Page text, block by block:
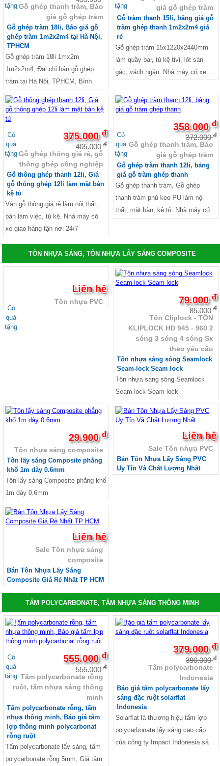
tặng Gỗ ghép thanh tràm, Báo
giá gỗ ghép tràm
Gỗ ghép tràm 18li, Báo giá gỗ
ghép tràm 1m2x2m4 tại Hà Nội,
TPHCM
Gỗ ghép tràm 18li 1mx2m
1m2x2m4, Đại chỉ bán gỗ ghép
tràm tại Hà Nội, TPHCM, Bình
Dương, Đà Nẵng.Nhà máy có xe
giao hàng tận nơi 24/7
tặng
giá gỗ ghép tràm
Gỗ tràm thanh 15li, bảng giá gỗ
tràm ghép thanh 1m2x2m4 giá
rẻ
Gỗ ghép tràm 15x1220x2440mm
làm quầy bar, tủ kệ tivi, lót sàn
gác, vách ngăn. Nhà máy có xe
-7%
Có
quà
tặng
375.000đ
405.000đ
Gỗ ghép thông giá rẻ, gỗ
thông ghép công nghiệp
Gỗ thông ghép thanh 12li, Giá
gỗ thông ghép 12li làm mặt bàn
kệ tủ
Ván gỗ thông giá rẻ làm nội thất,
bàn làm việc, tủ kệ. Nhà máy có
xe giao hàng tận nơi 24/7
-4%
Có
quà
tặng
358.000đ
372.000đ
Gỗ ghép thanh tràm, Báo
giá gỗ ghép tràm
Gỗ ghép tràm thanh 12li, bảng
giá gỗ tràm ghép thanh
Gỗ ghép thanh tràm, Gỗ ghép
thanh tràm phủ keo PU làm nội
thất, mặt bàn, kệ tủ. Nhà máy có
TÔN NHỰA SÁNG, TÔN NHỰA LẤY SÁNG COMPOSITE
Có
quà
tặng
Liên hệ
Tôn nhựa PVC
-7%
79.000đ
85.000đ
Tôn Cliplock - TÔN
KLIPLOCK HD 945 - 960 2
sóng 3 sóng 4 sóng Sx
theo yêu cầu
Tôn nhựa sáng sóng Seamlock
Seam-lock Seam lock
Tôn nhựa sáng sóng Seamlock
Seam-lock Seam lock
29.900đ
Tôn nhựa sáng composite
Tôn lấy sáng Composite phẳng
khổ 1m dày 0.6mm
Tôn lấy sáng Composite phẳng khổ
1m dày 0.6mm
Liên hệ
Sale Tôn nhựa PVC
Bán Tôn Nhựa Lấy Sáng PVC
Uy Tín Và Chất Lượng Nhất
Liên hệ
Sale Tôn nhựa sáng
composite
Bán Tôn Nhựa Lấy Sáng
Composite Giá Rẻ Nhất TP HCM
TẤM POLYCARBONATE, TẤM NHỰA SÁNG THÔNG MINH
-0%
Có
quà
tặng
555.000đ
555.000đ
Tấm polycarbonate rỗng
ruột, tấm nhựa sáng thông
minh
Tấm polycarbonate rỗng, tấm
nhựa thông minh, Báo giá tấm
lợp thông minh polycarbonat
rỗng ruột
Tấm polycarbonate lấy sáng, tấm
polycarbonate rỗng 5mm, Giá tấm
-3%
379.000đ
390.000đ
Tấm polycarbonate
Indonesia
Báo giá tấm polycarbonate lấy
sáng đặc ruột solarflat
Indonesia
Solarflat là thương hiệu tấm lợp
polycarbonate lấy sáng cao cấp
của công ty Impact Indonesia sản